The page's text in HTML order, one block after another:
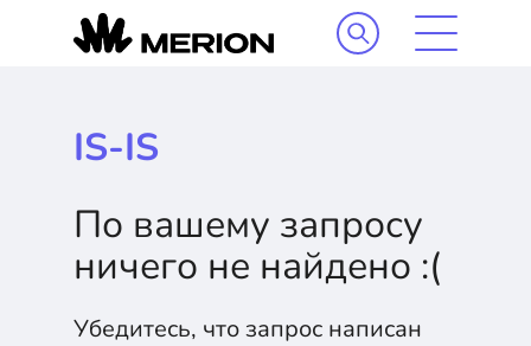
IS-IS
По вашему запросу
ничего не найдено :(
Убедитесь, что запрос написан